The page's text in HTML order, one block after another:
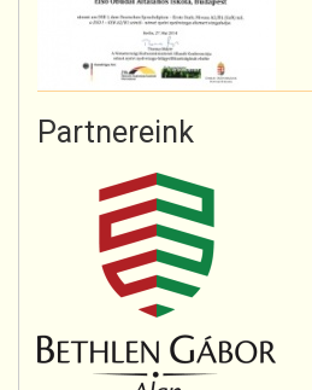
Partnereink